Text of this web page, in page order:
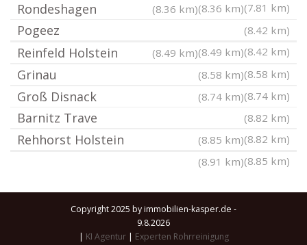
(7.81 km)
(8.36 km)
Rondeshagen (8.36 km)
Pogeez
(8.42 km)
(8.42 km)
(8.49 km)
Reinfeld Holstein
(8.49 km)
(8.58 km)
Grinau
(8.58 km)
(8.74 km)
Groß Disnack (8.74 km)
Barnitz Trave
(8.82 km)
(8.82 km)
Rehhorst Holstein
(8.85 km)
(8.85 km)
(8.91 km)
Copyright 2025 by immobilien-kasper.de -
9.8.2026
| KI Agentur| Experten Rohrreinigung